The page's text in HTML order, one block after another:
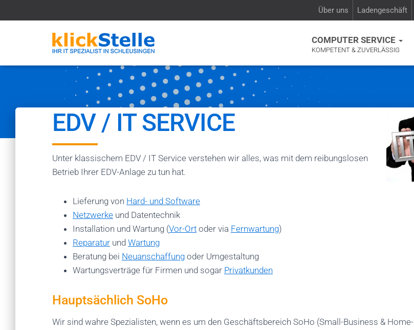
Ladengeschäft
Über uns
COMPUTER SERVICE
KOMPETENT & ZUVERLÄSSIG
EDV / IT SERVICE
Unter klassischem EDV / IT Service verstehen wir alles, was mit dem reibungslosen
Betrieb Ihrer EDV-Anlage zu tun hat.
Lieferung von Hard- und Software
Netzwerke und Datentechnik
Installation und Wartung (Vor-Ort oder via Fernwartung)
Reparatur und Wartung
Beratung bei Neuanschaffung oder Umgestaltung
Wartungsverträge für Firmen und sogar Privatkunden
Hauptsächlich SoHo
Wir sind wahre Spezialisten, wenn es um den Geschäftsbereich SoHo (Small-Business & Home-